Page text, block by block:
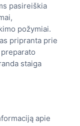
pasireiškia
požymiai.
pripranta prie
staiga
apie